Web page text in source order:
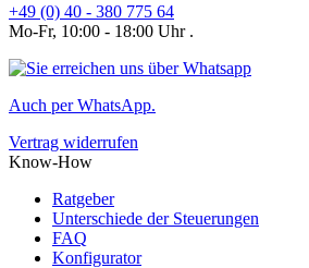
+49 (0) 40 - 380 775 64
Mo-Fr, 10:00 - 18:00 Uhr .
Auch per WhatsApp.
Vertrag widerrufen
Know-How
Ratgeber
Unterschiede der Steuerungen
FAQ
Konfigurator